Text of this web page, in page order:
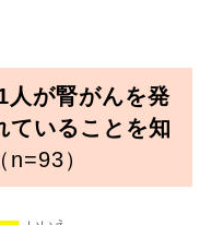
人が腎がんを発
ていることを知
n=93）